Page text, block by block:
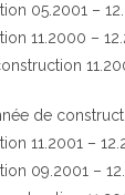
05.2001 –
11.2000 –
de
11.2001 –
09.2001 –